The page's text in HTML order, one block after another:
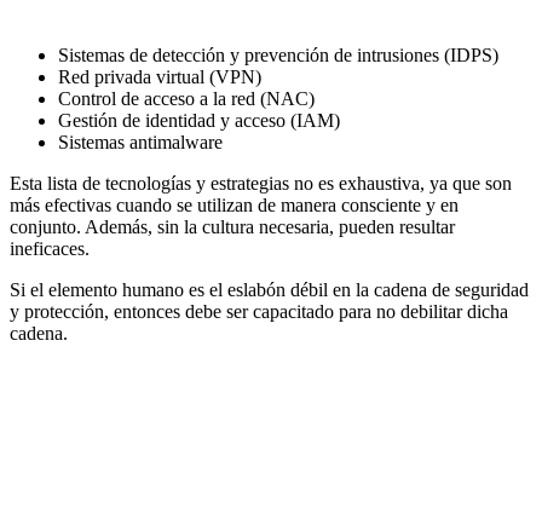
Sistemas de detección y prevención de intrusiones (IDPS)
Red privada virtual (VPN)
Control de acceso a la red (NAC)
Gestión de identidad y acceso (IAM)
Sistemas antimalware
Esta lista de tecnologías y estrategias no es exhaustiva, ya que son
más efectivas cuando se utilizan de manera consciente y en
conjunto. Además, sin la cultura necesaria, pueden resultar
ineficaces.
Si el elemento humano es el eslabón débil en la cadena de seguridad
y protección, entonces debe ser capacitado para no debilitar dicha
cadena.